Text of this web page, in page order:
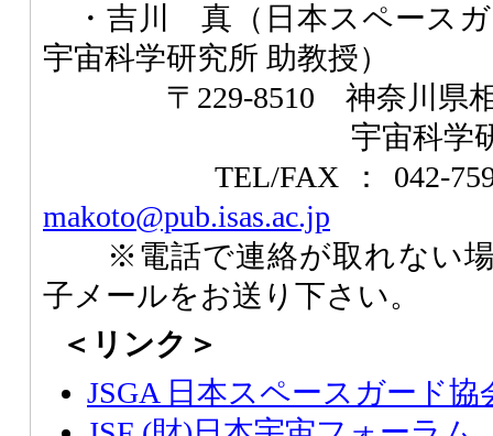
・ 吉川 真（日本スペース
宇宙科学研究所 助教授）
〒229-8510 神奈川県
宇宙科学
TEL/FAX：042-
makoto@pub.isas.ac.jp
※ 電話で連絡が取れない
子メールをお送り下さい。
＜リンク＞
JSGA 日本スペースガード協